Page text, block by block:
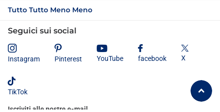
Tutto Tutto Meno Meno
Seguici sui social
Instagram Pinterest YouTube facebook X
TikTok
Iscriviti alle nostre e-mail